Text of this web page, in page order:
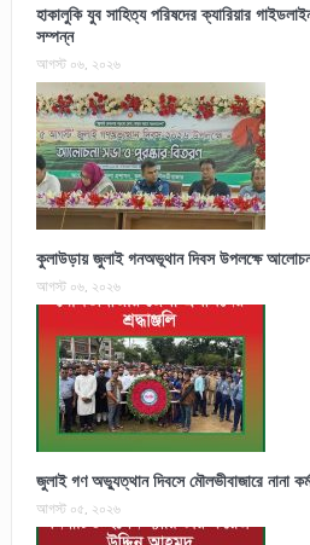
হাকালুকি যুব সাহিত্য পরিষদের ক্যারিয়ার
সম্পন্ন
আগস্ট ০৬, ২০২৬
কুলাউড়ায় জুলাই গনঅভূথান দিবস উপলক্ষে
আগস্ট ০৬, ২০২৬
জুলাই গণ অভ্যুত্থান দিবসে মৌলভীবাজারে নানা
আগস্ট ০৫, ২০২৬